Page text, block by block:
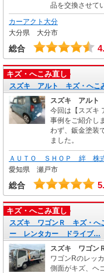
品を交換させて
カーアクト大分
大分県 大分市
総合
キズ・へこみ直し
スズキ アルト キズ・へこ
スズキ アルト
今回は【スズキ
事例をご紹介し
わず、鈑金塗装
ました。
ＡＵＴＯ ＳＨＯＰ 絆 株式
愛知県 瀬戸市
総合
キズ・へこみ直し
スズキ ワゴンＲ キズ・
ー レンタカー ドライブ…
スズキ ワゴン
ワゴンRのレッ
側面がキズ、ヘ